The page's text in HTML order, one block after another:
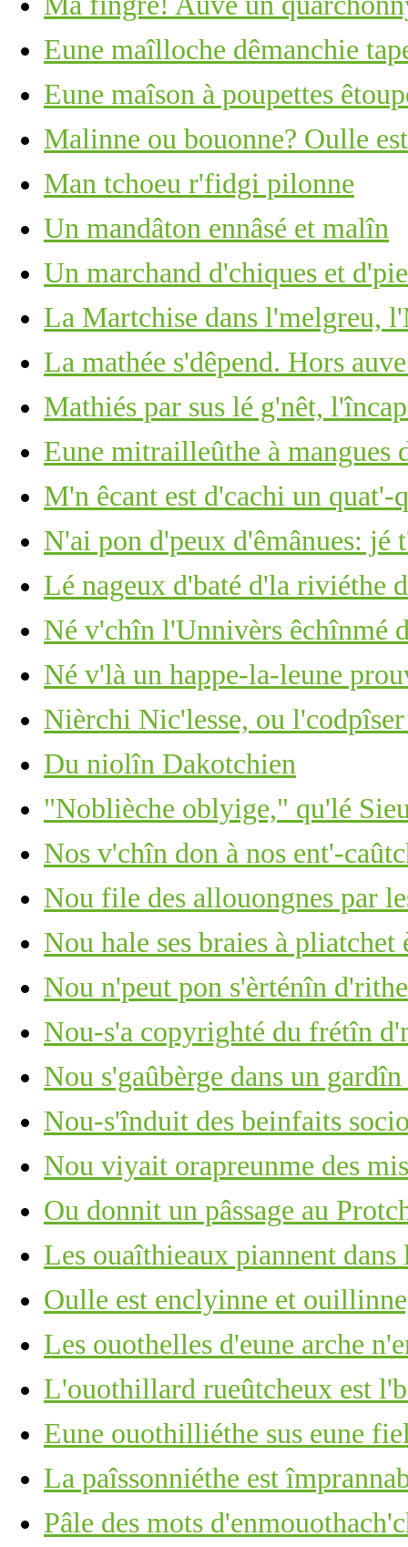
Eune maîlloche dêmanchie
Eune maîson à poupettes
Malinne ou bouonne? Oulle
Man tchoeu r'fidgi pilonne
Un mandâton ennâsé et malîn
Un marchand d'chiques et
La Martchise dans l'melgreu,
La mathée s'dêpend. Hors
Mathiés par sus lé g'nêt,
Eune mitrailleûthe à mangues
M'n êcant est d'cachi un quat'-
N'ai pon d'peux d'êmânues: jé
Lé nageux d'baté d'la riviéthe
Né v'chîn l'Unnivèrs êchînmé
Né v'là un happe-la-leune
Nièrchi Nic'lesse, ou l'codpîser
Du niolîn Dakotchien
"Noblièche oblyige," qu'lé
Nos v'chîn don à nos ent'-
Nou file des allouongnes par
Nou hale ses braies à pliatchet
Nou n'peut pon s'èrténîn
Nou-s'a copyrighté du frétîn
Nou s'gaûbèrge dans un
Nou-s'înduit des beinfaits
Nou viyait orapreunme des
Ou donnit un pâssage au
Les ouaîthieaux piannent dans
Oulle est enclyinne et
Les ouothelles d'eune arche
L'ouothillard rueûtcheux est
Eune ouothilliéthe sus eune
La paîssonniéthe est
Pâle des mots